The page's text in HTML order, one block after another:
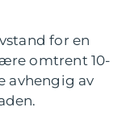
for en
omtrent 10-
avhengig av